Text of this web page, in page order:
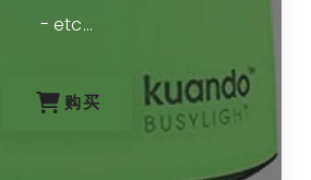
- etc...
购买